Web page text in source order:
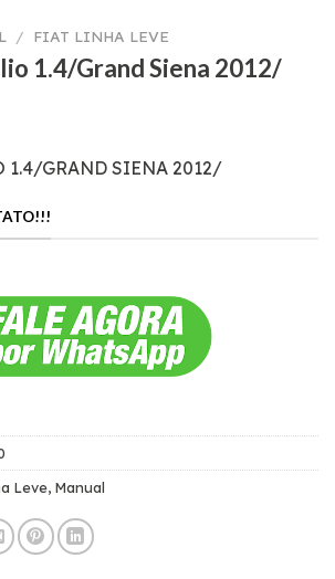
/ FIAT LINHA LEVE
1.4/Grand Siena 2012/
1.4/GRAND SIENA 2012/
Leve, Manual